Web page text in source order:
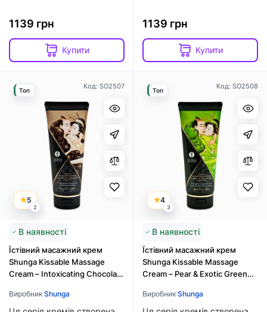
1139 грн
Купити
1139 грн
Купити
Код: SO2507
5
2
Топ
В наявності
Їстівний масажний крем
Shunga Kissable Massage
Cream – Intoxicating Chocolate
Виробник Shunga
Код: SO2508
4
3
Топ
В наявності
Їстівний масажний крем
Shunga Kissable Massage
Cream – Pear & Exotic Green
Виробник Shunga